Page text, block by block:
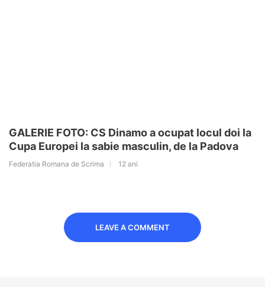
GALERIE FOTO: CS Dinamo a ocupat locul doi la
Cupa Europei la sabie masculin, de la Padova
Federatia Romana de Scrima 12 ani
LEAVE A COMMENT